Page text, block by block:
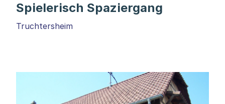
Spielerisch Spaziergang
Truchtersheim